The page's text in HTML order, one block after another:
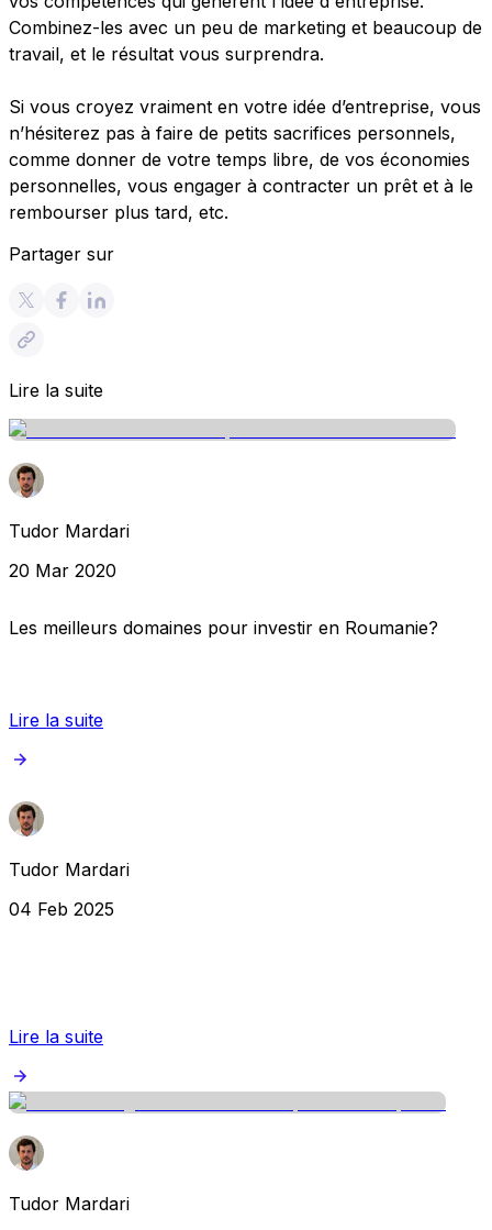
Combinez-les avec un peu de marketing et beaucoup de
travail, et le résultat vous surprendra.
Si vous croyez vraiment en votre idée d’entreprise, vous
n’hésiterez pas à faire de petits sacrifices personnels,
comme donner de votre temps libre, de vos économies
personnelles, vous engager à contracter un prêt et à le
rembourser plus tard, etc.
Partager sur
Lire la suite
Tudor Mardari
20 Mar 2020
Les meilleurs domaines pour investir en Roumanie?
Lire la suite
Tudor Mardari
04 Feb 2025
Lire la suite
Tudor Mardari